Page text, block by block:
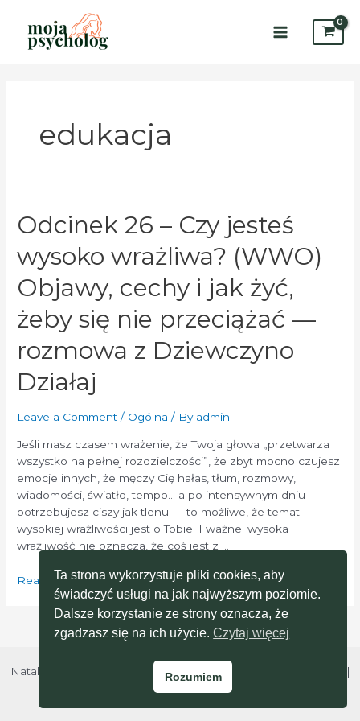
content
Main
edukacja
Odcinek 26 – Czy jesteś
wysoko wrażliwa? (WWO)
Objawy, cechy i jak żyć,
żeby się nie przeciążać —
rozmowa z Dziewczyno
Działaj
Leave a Comment / Ogólna / By admin
Jeśli masz czasem wrażenie, że Twoja głowa „przetwarza
wszystko na pełnej rozdzielczości”, że zbyt mocno czujesz
emocje innych, że męczy Cię hałas, tłum, rozmowy,
wiadomości, światło, tempo… a po intensywnym dniu
potrzebujesz ciszy jak tlenu — to możliwe, że temat
wysokiej wrażliwości jest o Tobie. I ważne: wysoka
wrażliwość nie oznacza, że coś jest z …
Odcinek
Read More »
Natalia Baron © 2026 Moja Psycholog |
|
Regulamin
Ta strona wykorzystuje pliki cookies, aby
świadczyć usługi na jak najwyższym poziomie.
Dalsze korzystanie ze strony oznacza, że
zgadzasz się na ich użycie.Czytaj więcej
Rozumiem